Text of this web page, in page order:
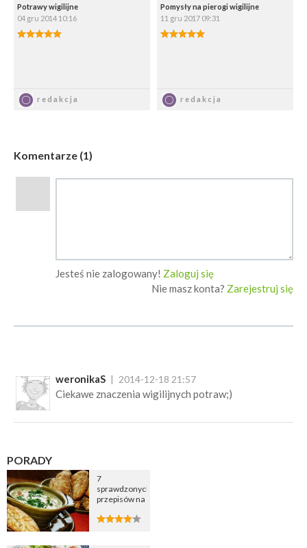
Potrawy wigilijne
04 gru 2014 10:16
5.00/5
redakcja
Pomysły na pierogi wigilijne
11 gru 2017 09:31
5.00/5
redakcja
Komentarze (1)
Jesteś nie zalogowany! Zaloguj się
Nie masz konta? Zarejestruj się
weronikaS 2014-12-18 21:57
Ciekawe znaczenia wigilijnych potraw;)
PORADY
7
sprawdzonych
przepisów na
cebulową